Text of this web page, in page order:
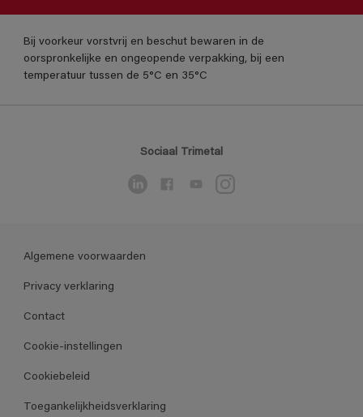
Bij voorkeur vorstvrij en beschut bewaren in de
oorspronkelijke en ongeopende verpakking, bij een
temperatuur tussen de 5°C en 35°C
Sociaal Trimetal
Algemene voorwaarden
Privacy verklaring
Contact
Cookie-instellingen
Cookiebeleid
Toegankelijkheidsverklaring